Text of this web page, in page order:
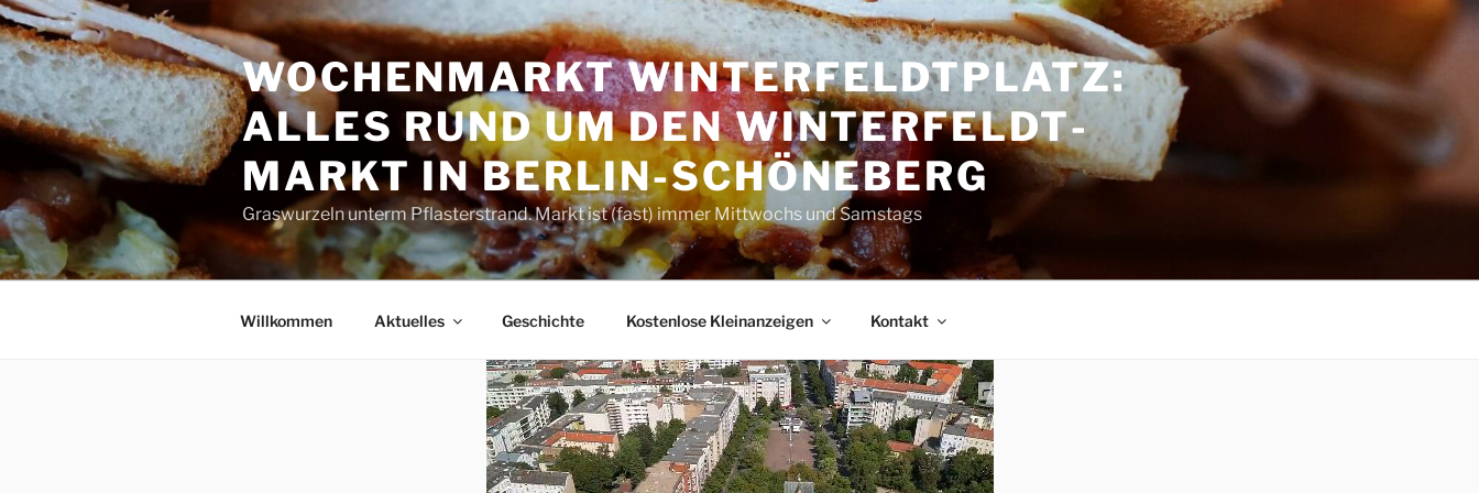
Zum
Inhalt
springen
WOCHENMARKT WINTER­FELDT­PLATZ:
ALLES RUND UM DEN WINTER­FELDT­
MARKT IN BERLIN-SCHÖNEBERG
Graswurzeln unterm Pflasterstrand. Markt ist (fast) immer Mittwochs und Samstags
Willkommen Aktuelles Geschichte Kostenlose Kleinanzeigen Kontakt